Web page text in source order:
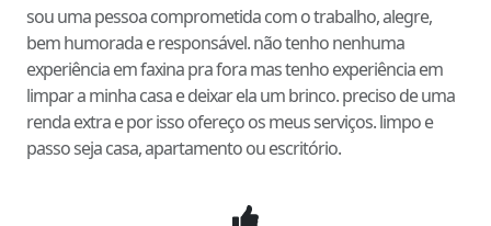
sou uma pessoa comprometida com o trabalho, alegre,
bem humorada e responsável. não tenho nenhuma
experiência em faxina pra fora mas tenho experiência em
limpar a minha casa e deixar ela um brinco. preciso de uma
renda extra e por isso ofereço os meus serviços. limpo e
passo seja casa, apartamento ou escritório.